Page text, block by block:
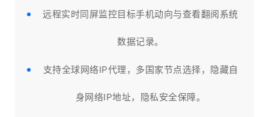
远程实时同屏监控目标手机动向与查看翻阅系统
数据记录。
支持全球网络IP代理，多国家节点选择，隐藏自
身网络IP地址，隐私安全保障。